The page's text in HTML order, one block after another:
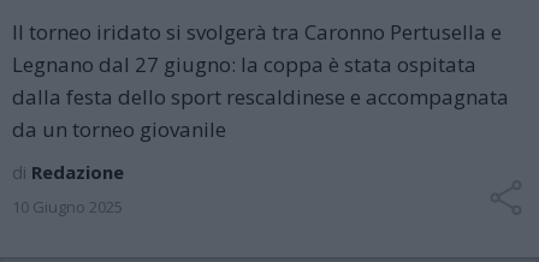
Il torneo iridato si svolgerà tra Caronno Pertusella e
Legnano dal 27 giugno: la coppa è stata ospitata
dalla festa dello sport rescaldinese e accompagnata
da un torneo giovanile
di Redazione
10 Giugno 2025